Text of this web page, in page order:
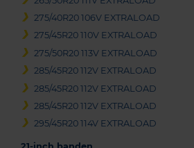
275/40R20 106V EXTRALOAD
275/45R20 110V EXTRALOAD
275/50R20 113V EXTRALOAD
285/45R20 112V EXTRALOAD
285/45R20 112V EXTRALOAD
285/45R20 112V EXTRALOAD
295/45R20 114V EXTRALOAD